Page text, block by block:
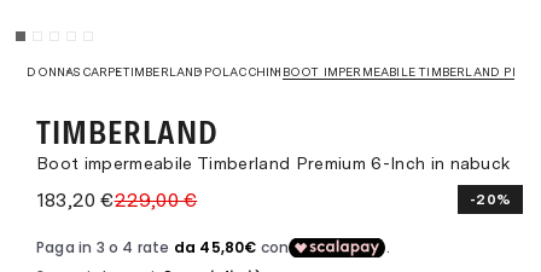
DONNASCARPETIMBERLAND POLACCHINI BOOT IMPERMEABILE TIMBERLAND
TIMBERLAND
Boot impermeabile Timberland Premium 6-Inch in nabuck
183,20 €229,00 € -20%